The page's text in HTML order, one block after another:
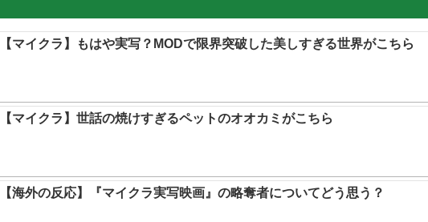
【マイクラ】もはや実写？MODで限界突破した美しすぎる世界がこちら
【マイクラ】世話の焼けすぎるペットのオオカミがこちら
【海外の反応】『マイクラ実写映画』の略奪者についてどう思う？